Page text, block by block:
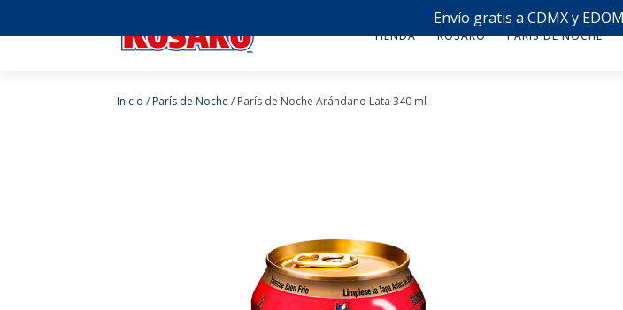
TIENDA KOSAKO PARÍS DE NOCHE
Inicio /París de Noche / París de Noche Arándano Lata 340 ml
Envío gratis a CDMX y